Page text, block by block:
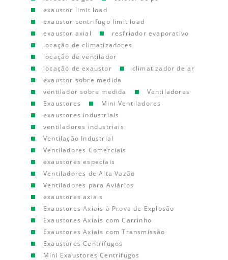
exaustor limit load
exaustor centrifugo limit load
exaustor axial
resfriador evaporativo
locação de climatizadores
locação de ventilador
locação de exaustor
climatizador de ar
exaustor sobre medida
ventilador sobre medida
Ventiladores
Exaustores
Mini Ventiladores
exaustores industriais
ventiladores industriais
Ventilação Industrial
Ventiladores Comerciais
exaustores especiais
Ventiladores de Alta Vazão
Ventiladores para Aviários
exaustores axiais
Exaustores Axiais à Prova de Explosão
Exaustores Axiais com Carrinho
Exaustores Axiais com Transmissão
Exaustores Centrífugos
Mini Exaustores Centrífugos